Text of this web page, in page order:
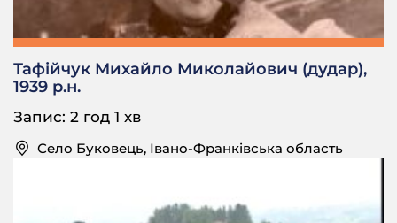
Тафійчук Михайло Миколайович (дудар),
1939 р.н.
Запис: 2 год 1 хв
Село Буковець, Івано-Франківська область